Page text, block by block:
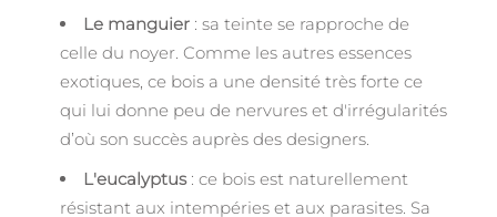
Le manguier : sa teinte se rapproche de
celle du noyer. Comme les autres essences
exotiques, ce bois a une densité très forte ce
qui lui donne peu de nervures et d'irrégularités
d’où son succès auprès des designers.
L'eucalyptus: ce bois est naturellement
résistant aux intempéries et aux parasites. Sa